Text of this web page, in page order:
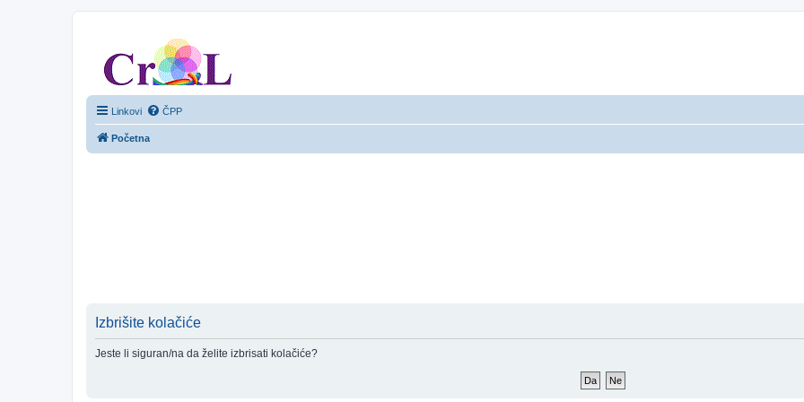
Linkovi ČPP
Početna
Izbrišite kolačiće
Jeste li siguran/na da želite izbrisati kolačiće?